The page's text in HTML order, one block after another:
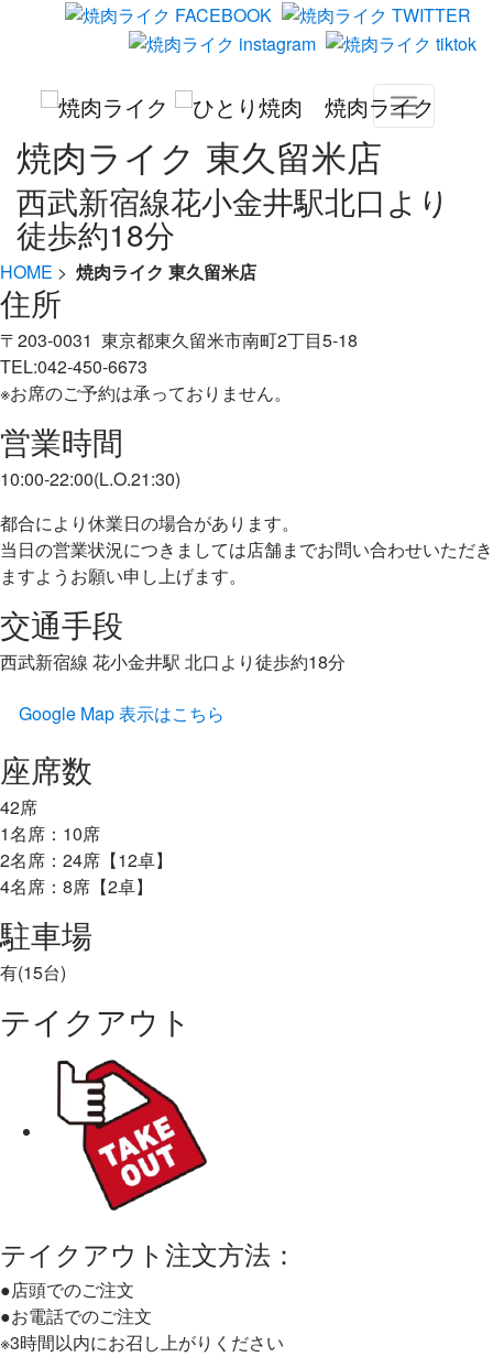
焼肉ライク 東久留米店
西武新宿線花小金井駅北口より
徒歩約18分
HOME > 焼肉ライク 東久留米店
住所
〒203-0031 東京都東久留米市南町2丁目5-18
TEL:042-450-6673
※お席のご予約は承っておりません。
営業時間
10:00‐22:00(L.O.21:30)
都合により休業日の場合があります。
当日の営業状況につきましては店舗までお問い合わせいただき
ますようお願い申し上げます。
交通手段
西武新宿線 花小金井駅 北口より徒歩約18分
Google Map 表示はこちら
座席数
42席
1名席：10席
2名席：24席【12卓】
4名席：8席【2卓】
駐車場
有(15台)
テイクアウト
テイクアウト注文方法：
●店頭でのご注文
●お電話でのご注文
※3時間以内にお召し上がりください